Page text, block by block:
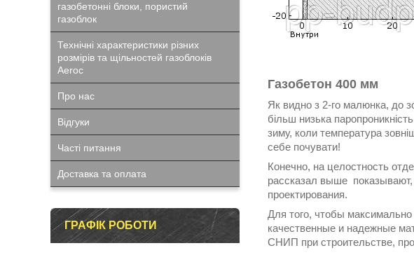
Газобетон 400 мм
Як видно з 2-го малюнка, до
більш низька
зиму, коли температура
себе почувати!
Конечно, на целостность
рассказал выше показывают,
проектирования.
Для того, чтобы
качественные и надежные
СНИП при строительстве,
газобетонні блоки, пористий
газоблок
Технічні характеристики різних
розмірів та щільностей газоблоків
Aeroc
Про нас
Відгуки
Часті питання
Доставка та оплата
ГРАФІК РОБОТИ